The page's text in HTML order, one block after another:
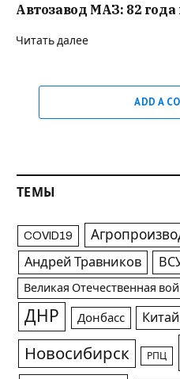
Автозавод МАЗ: 82
Читать далее
ADD A
ТЕМЫ
COVID19
Андрей Травников
Великая Отечественная
ДНР Донбасс Китай
Новосибирск РПЦ